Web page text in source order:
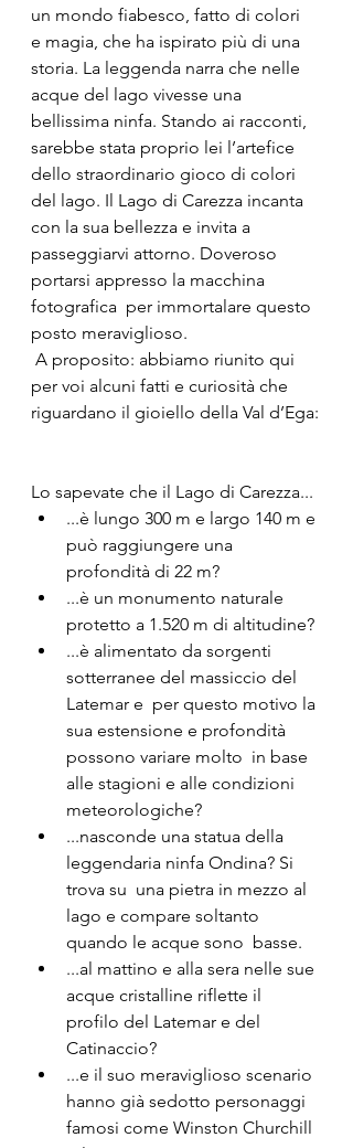
un mondo fiabesco, fatto di colori
e magia, che ha ispirato più di una
storia. La leggenda narra che nelle
acque del lago vivesse una
bellissima ninfa. Stando ai racconti,
sarebbe stata proprio lei l’artefice
dello straordinario gioco di colori
del lago. Il Lago di Carezza incanta
con la sua bellezza e invita a
passeggiarvi attorno. Doveroso
portarsi appresso la macchina
fotografica  per immortalare questo
posto meraviglioso.
per voi alcuni fatti e curiosità che
riguardano il gioiello della Val d’Ega:
Lo sapevate che il Lago di Carezza...
...è lungo 300 m e largo 140 m e
può raggiungere una
profondità di 22 m?
...è un monumento naturale
protetto a 1.520 m di altitudine?
...è alimentato da sorgenti
sotterranee del massiccio del
Latemar e  per questo motivo la
sua estensione e profondità
possono variare molto  in base
alle stagioni e alle condizioni
meteorologiche?
...nasconde una statua della
leggendaria ninfa Ondina? Si
trova su  una pietra in mezzo al
lago e compare soltanto
quando le acque sono  basse.
...al mattino e alla sera nelle sue
acque cristalline riflette il
profilo del Latemar e del
Catinaccio?
...e il suo meraviglioso scenario
hanno già sedotto personaggi
famosi come Winston Churchill